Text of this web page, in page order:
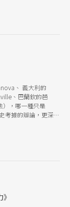
行政工作上，按表
該是如何拿捏？
、 義大利的
、巴蘭欽的芭
，哪一種只是
考據的辯論，更深入
得，引經據典地加
味。